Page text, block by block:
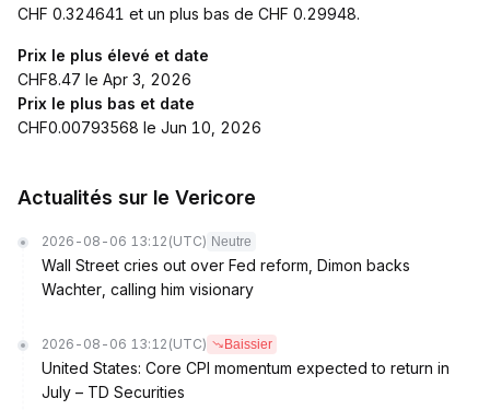
CHF 0.324641 et un plus bas de CHF 0.29948.
Prix le plus élevé et date
CHF8.47 le Apr 3, 2026
Prix le plus bas et date
CHF0.00793568 le Jun 10, 2026
Actualités sur le Vericore
2026-08-06 13:12 (UTC) Neutre
Wall Street cries out over Fed reform, Dimon backs
Wachter, calling him visionary
2026-08-06 13:12 (UTC) Baissier
United States: Core CPI momentum expected to return in
July – TD Securities